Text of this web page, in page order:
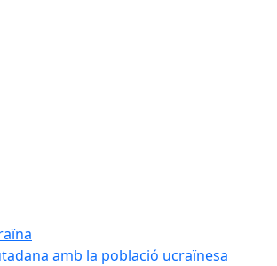
amb la població ucraïnesa